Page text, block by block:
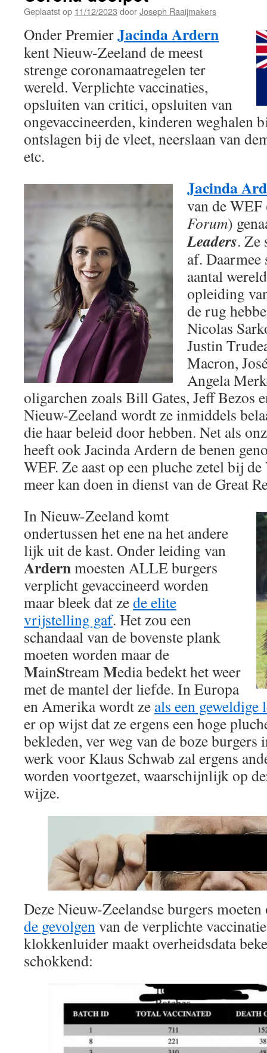
Geplaatst op 11/12/2023 doorJoseph Raaijmakers
Onder PremierJacinda Ardern
kent Nieuw-Zeeland de meest
strenge coronamaatregelen ter
wereld. Verplichte vaccinaties,
opsluiten van critici, opsluiten van
ongevaccineerden, kinderen weghalen
ontslagen bij de vleet, neerslaan van
etc.
Jacinda
van de WEF
Forum)
Leaders. Ze
af. Daarmee
aantal
opleiding
de rug
Nicolas
Justin
Macron,
Angela
oligarchen zoals Bill Gates, Jeff Bezos
Nieuw-Zeeland wordt ze inmiddels
die haar beleid door hebben. Net als
heeft ook Jacinda Ardern de benen
WEF. Ze aast op een pluche zetel bij
meer kan doen in dienst van de Great
In Nieuw-Zeeland komt
ondertussen het ene na het andere
lijk uit de kast. Onder leiding van
Ardernmoesten ALLE burgers
verplicht gevaccineerd worden
maar bleek dat zede elite
vrijstelling gaf. Het zou een
schandaal van de bovenste plank
moeten worden maar de
MainStreamMedia bedekt het weer
met de mantel der liefde. In Europa
en Amerika wordt ze als een
er op wijst dat ze ergens een hoge
bekleden, ver weg van de boze burgers
werk voor Klaus Schwab zal ergens
worden voortgezet, waarschijnlijk op
wijze.
Deze Nieuw-Zeelandse burgers
de gevolgen van de verplichte
klokkenluider maakt overheidsdata
schokkend: